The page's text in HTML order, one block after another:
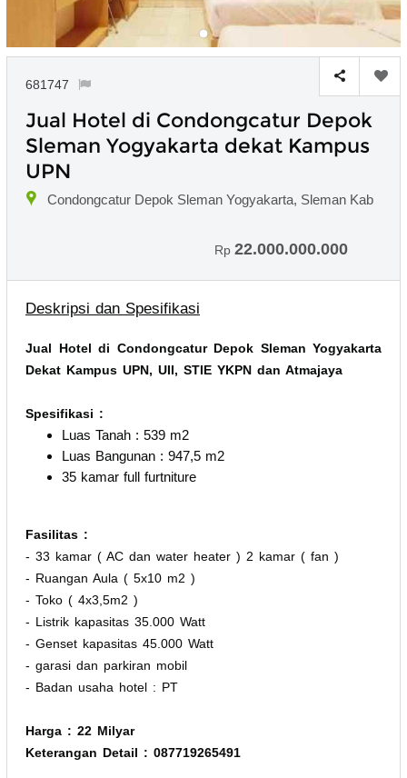
681747
Jual Hotel di Condongcatur Depok
Sleman Yogyakarta dekat Kampus
UPN
Condongcatur Depok Sleman Yogyakarta, Sleman Kab
Rp 22.000.000.000
Deskripsi dan Spesifikasi
Jual Hotel di Condongcatur Depok Sleman Yogyakarta
Dekat Kampus UPN, UII, STIE YKPN dan Atmajaya
Spesifikasi :
Luas Tanah : 539 m2
Luas Bangunan : 947,5 m2
35 kamar full furtniture
Fasilitas :
- 33 kamar ( AC dan water heater ) 2 kamar ( fan )
- Ruangan Aula ( 5x10 m2 )
- Toko ( 4x3,5m2 )
- Listrik kapasitas 35.000 Watt
- Genset kapasitas 45.000 Watt
- garasi dan parkiran mobil
- Badan usaha hotel : PT
Harga : 22 Milyar
Keterangan Detail : 087719265491